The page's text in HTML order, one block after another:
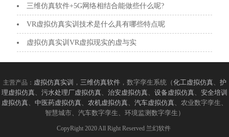
三维仿真软件+5G网络相结合能做些什么呢?
VR虚拟仿真实训技术是什么具有哪些特点呢
虚拟仿真实训VR虚拟现实的虚与实
主营产品： 虚拟仿真实训 ， 三维仿真软件，数字孪生系统（化工虚拟仿真、 护
理虚拟仿真、 污水处理厂虚拟仿真、 治安虚拟仿真、 设备虚拟仿真、 安全培训
虚拟仿真、 中医药虚拟仿真、 农机虚拟仿真、 汽车虚拟仿真、农业数字孪生、
智慧城市、汽车数字孪生、环境监测数字孪生）
CopyRight 2020 All Right Reserved 兰幻软件